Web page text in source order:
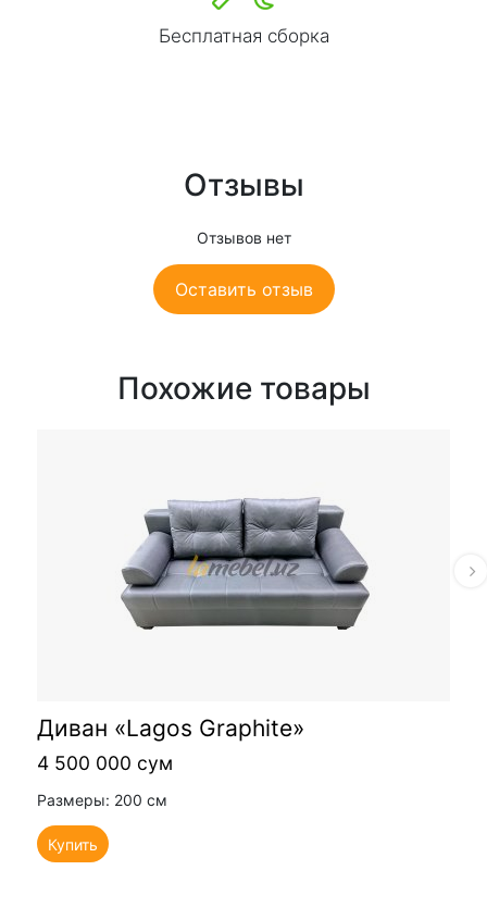
Бесплатная сборка
Отзывы
Отзывов нет
Оставить отзыв
Похожие товары
Диван «Lagos Graphite»
4 500 000 сум
Размеры: 200 см
Купить